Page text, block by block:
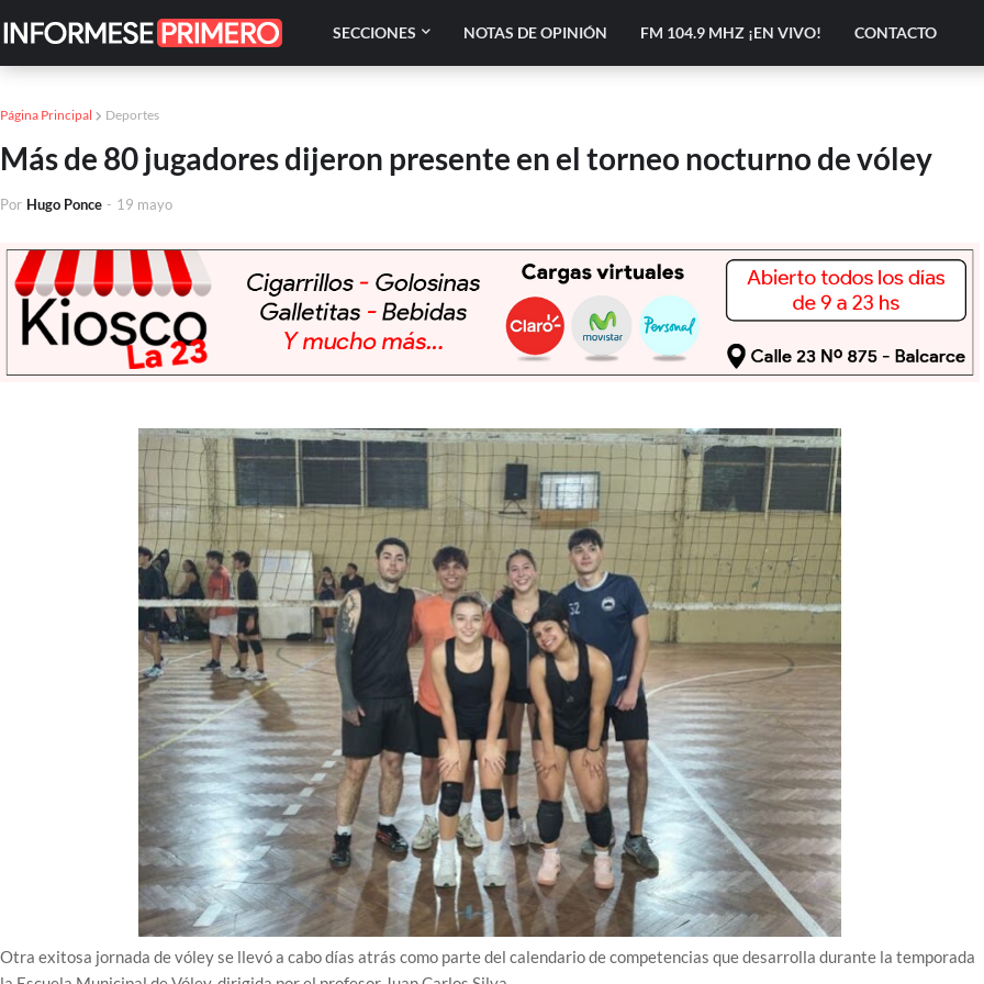
SECCIONES NOTAS DE OPINIÓN FM 104.9 MHZ ¡EN VIVO! CONTACTO
Página Principal Deportes
Más de 80 jugadores dijeron presente en el torneo nocturno de vóley
Por Hugo Ponce - 19 mayo
Otra exitosa jornada de vóley se llevó a cabo días atrás como parte del calendario de competencias que desarrolla durante la temporada